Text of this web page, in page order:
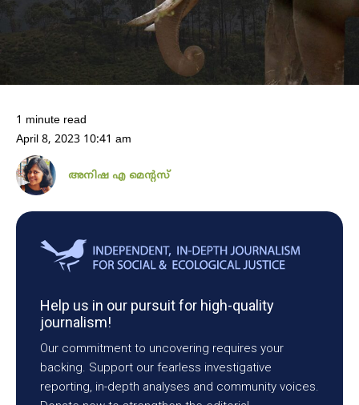
1 minute read
April 8, 2023 10:41 am
അനിഷ എ മെന്റസ്
Help us in our pursuit for high-quality
journalism!
Our commitment to uncovering requires your
backing. Support our fearless investigative
reporting, in-depth analyses and community voices.